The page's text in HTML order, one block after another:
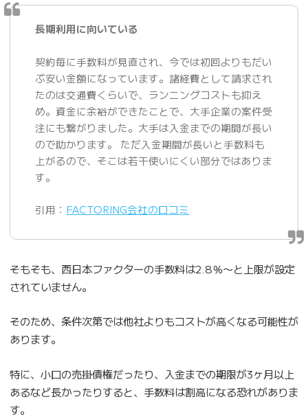
長期利用に向いている
契約毎に手数料が見直され、今では初回よりもだい
ぶ安い金額になっています。諸経費として請求され
たのは交通費くらいで、ランニングコストも抑え
め。資金に余裕ができたことで、大手企業の案件受
注にも繋がりました。大手は入金までの期間が長い
ので助かります。 ただ入金期間が長いと手数料も
上がるので、そこは若干使いにくい部分ではありま
す。
引用： FACTORING会社の口コミ
そもそも、西日本ファクターの手数料は2.8％〜と上限が設定
されていません。
そのため、条件次第では他社よりもコストが高くなる可能性が
あります。
特に、小口の売掛債権だったり、入金までの期限が3ヶ月以上
あるなど長かったりすると、手数料は割高になる恐れがありま
す。